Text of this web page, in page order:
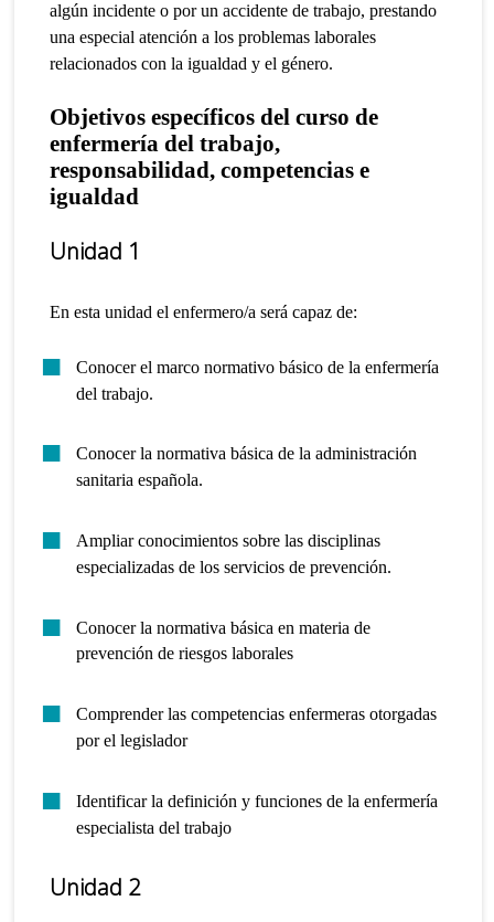
algún incidente o por un accidente de trabajo, prestando
una especial atención a los problemas laborales
relacionados con la igualdad y el género.
Objetivos específicos del curso de
enfermería del trabajo,
responsabilidad, competencias e
igualdad
Unidad 1
En esta unidad el enfermero/a será capaz de:
Conocer el marco normativo básico de la enfermería
del trabajo.
Conocer la normativa básica de la administración
sanitaria española.
Ampliar conocimientos sobre las disciplinas
especializadas de los servicios de prevención.
Conocer la normativa básica en materia de
prevención de riesgos laborales
Comprender las competencias enfermeras otorgadas
por el legislador
Identificar la definición y funciones de la enfermería
especialista del trabajo
Unidad 2